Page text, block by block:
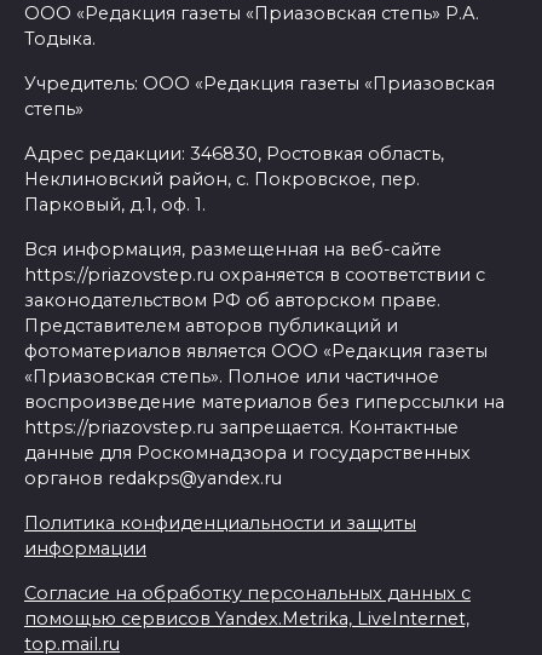
ООО «Редакция газеты «Приазовская степь» Р.А.
Тодыка.
Учредитель: ООО «Редакция газеты «Приазовская
степь»
Адрес редакции: 346830, Ростовкая область,
Неклиновский район, с. Покровское, пер.
Парковый, д.1, оф. 1.
Вся информация, размещенная на веб-сайте
https://priazovstep.ru охраняется в соответствии с
законодательством РФ об авторском праве.
Представителем авторов публикаций и
фотоматериалов является ООО «Редакция газеты
«Приазовская степь». Полное или частичное
воспроизведение материалов без гиперссылки на
https://priazovstep.ru запрещается. Контактные
данные для Роскомнадзора и государственных
органов redakps@yandex.ru
Политика конфиденциальности и защиты
информации
Согласие на обработку персональных данных с
помощью сервисов Yandex.Metrika, LiveInternet,
top.mail.ru